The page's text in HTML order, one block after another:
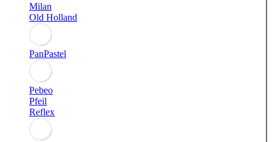
Milan
Old Holland
PanPastel
Pebeo
Pfeil
Reflex